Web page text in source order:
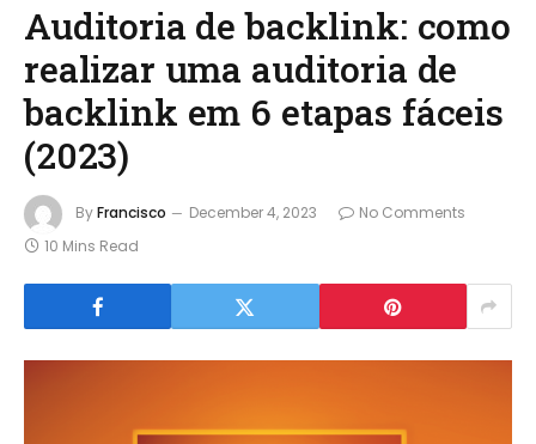
Auditoria de backlink: como
realizar uma auditoria de
backlink em 6 etapas fáceis
(2023)
ByFrancisco December 4, 2023
No Comments
10 Mins Read